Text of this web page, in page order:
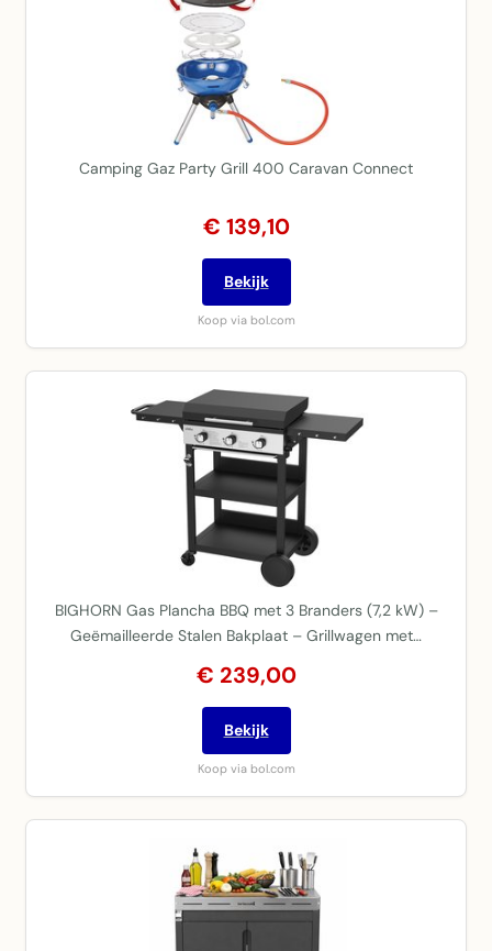
Camping Gaz Party Grill 400 Caravan Connect
€ 139,10
Bekijk
Koop via bol.com
BIGHORN Gas Plancha BBQ met 3 Branders (7,2 kW) –
Geëmailleerde Stalen Bakplaat – Grillwagen met…
€ 239,00
Bekijk
Koop via bol.com